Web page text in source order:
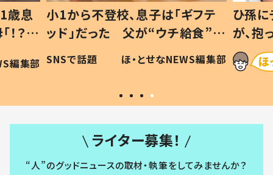
歳息
？」
編集部
小1から不登校、息子は「ギフテ
ッド」だった 父が“ウチ給食”を
作り続ける理由とは #令和の親
#令和の子
SNSで話題 ほ・とせなNEWS編集部
ひ孫
が、
「涙が
い」
ライター募集！
“人”のグッドニュースの取材・執筆をしてみませんか？